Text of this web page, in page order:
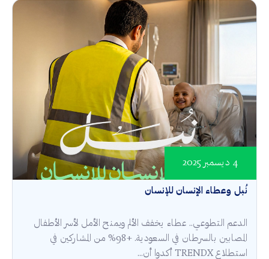
نُبل وعطاء الإنسان للإنسان
4 ديسمبر 2025
الدعم التطوعي.. عطاء يخفف الألم ويمنح الأمل لأسر الأطفال
المصابين بالسرطان في السعودية. +98% من المشاركين في
استطلاع TRENDX أكدوا أن...